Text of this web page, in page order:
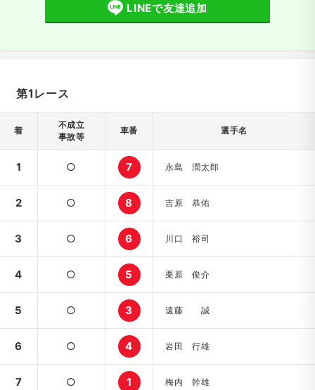
LINEで友達追加
第1レース
着
不成立
事故等
車番 選手名
1 ○ 7 永島 潤太郎
2 ○ 8 吉原 恭佑
3 ○ 6 川口 裕司
4 ○ 5 栗原 俊介
5 ○ 3 遠藤 誠
6 ○ 4 岩田 行雄
7 ○ 1 梅内 幹雄